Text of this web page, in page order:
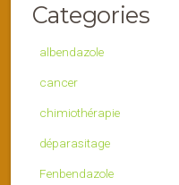
Categories
albendazole
cancer
chimiothérapie
déparasitage
Fenbendazole